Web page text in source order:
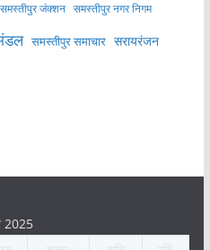
समस्तीपुर जंक्शन समस्तीपुर नगर निगम
समस्तीपुर समाचार सरायरंजन
2025